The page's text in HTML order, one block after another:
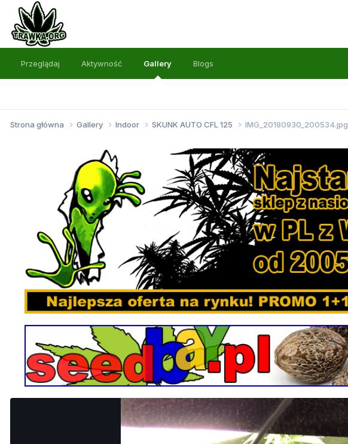
Przeglądaj Aktywność Gallery Blogs
Strona główna Gallery Indoor SKUNK AUTO CFL 125 IMG_20180930_200534.jpg